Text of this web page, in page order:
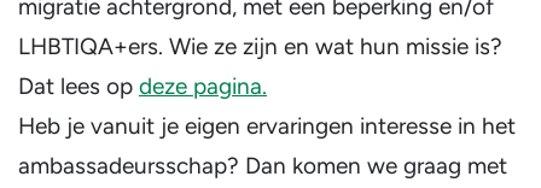
migratie achtergrond, met een beperking en/of
LHBTIQA+ers. Wie ze zijn en wat hun missie is?
Dat lees op deze pagina.
Heb je vanuit je eigen ervaringen interesse in het
ambassadeursschap? Dan komen we graag met